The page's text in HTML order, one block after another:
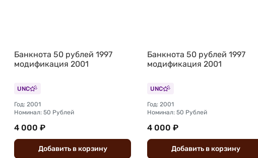
Банкнота 50 рублей 1997
модификация 2001
UNC
Год: 2001
Номинал: 50 Рублей
4 000 ₽
Добавить вкорзину
Банкнота 50 рублей 1997
модификация 2001
UNC
Год: 2001
Номинал: 50 Рублей
4 000 ₽
Добавить вкорзину